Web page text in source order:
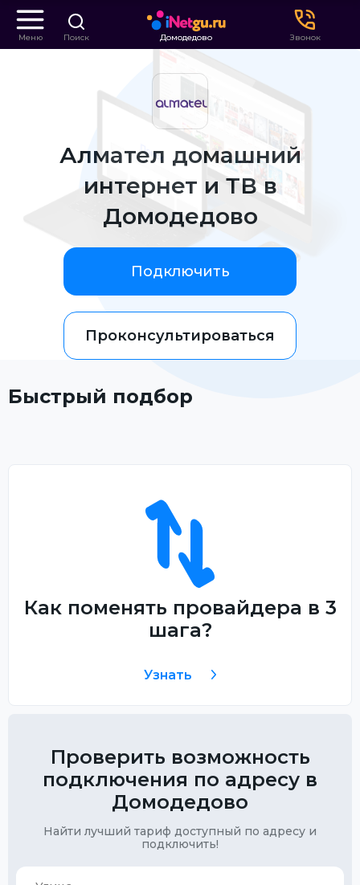
Меню Поиск Домодедово Звонок
Алмател домашний
интернет и ТВ в
Домодедово
Подключить
Проконсультироваться
Быстрый подбор
Как поменять провайдера в 3
шага?
Узнать
Проверить возможность
подключения по адресу в
Домодедово
Найти лучший тариф доступный по адресу и
подключить!